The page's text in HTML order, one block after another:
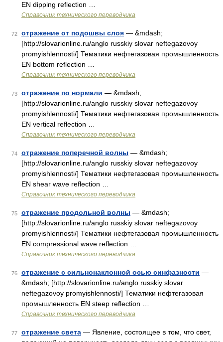
EN dipping reflection …
Справочник технического переводчика
72 отражение от подошвы слоя — &mdash;
[http://slovarionline.ru/anglo russkiy slovar neftegazovoy
promyishlennosti/] Тематики нефтегазовая промышленность
EN bottom reflection …
Справочник технического переводчика
73 отражение по нормали — &mdash;
[http://slovarionline.ru/anglo russkiy slovar neftegazovoy
promyishlennosti/] Тематики нефтегазовая промышленность
EN vertical reflection …
Справочник технического переводчика
74 отражение поперечной волны — &mdash;
[http://slovarionline.ru/anglo russkiy slovar neftegazovoy
promyishlennosti/] Тематики нефтегазовая промышленность
EN shear wave reflection …
Справочник технического переводчика
75 отражение продольной волны — &mdash;
[http://slovarionline.ru/anglo russkiy slovar neftegazovoy
promyishlennosti/] Тематики нефтегазовая промышленность
EN compressional wave reflection …
Справочник технического переводчика
76 отражение с сильнонаклонной осью синфазности —
&mdash; [http://slovarionline.ru/anglo russkiy slovar
neftegazovoy promyishlennosti/] Тематики нефтегазовая
промышленность EN steep reflection …
Справочник технического переводчика
77 отражение света — Явление, состоящее в том, что свет,